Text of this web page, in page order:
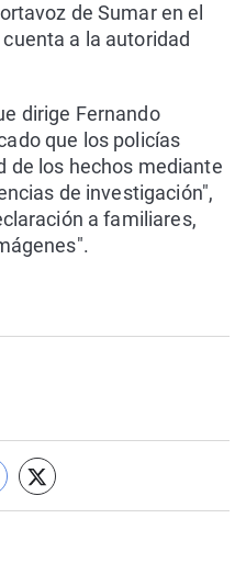
de Sumar en el
a la autoridad
dirige Fernando
que los policías
de los hechos mediante
de investigación",
a familiares,